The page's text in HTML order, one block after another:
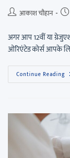
आकाश चौहान
अगर आप 12वीं या
ओरिएंटेड कोर्स आपके
Continue Reading